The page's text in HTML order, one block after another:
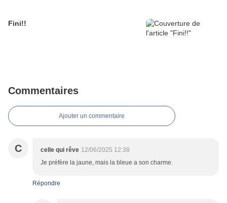
Fini!!
Commentaires
Ajouter un commentaire
C celle qui rêve 12/06/2025 12:38
Je préfère la jaune, mais la bleue a son charme.
Répondre